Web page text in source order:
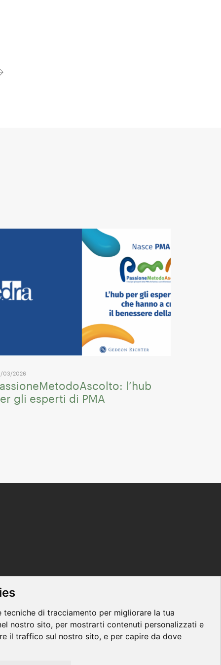
tecniche di tracciamento per migliorare la tua
nostro sito, per mostrarti contenuti personalizzati e
il traffico sul nostro sito, e per capire da dove
03/2026
l’hub
gli esperti di PMA